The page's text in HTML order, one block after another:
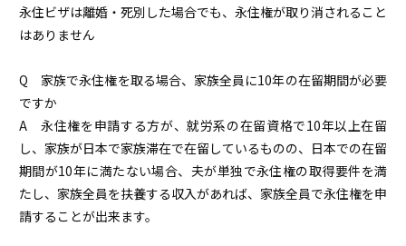
永住ビザは離婚・死別した場合でも、永住権が取り消されること
はありません
Q 家族で永住権を取る場合、家族全員に10年の在留期間が必要
ですか
A 永住権を申請する方が、就労系の在留資格で10年以上在留
し、家族が日本で家族滞在で在留しているものの、日本での在留
期間が10年に満たない場合、夫が単独で永住権の取得要件を満
たし、家族全員を扶養する収入があれば、家族全員で永住権を申
請することが出来ます。